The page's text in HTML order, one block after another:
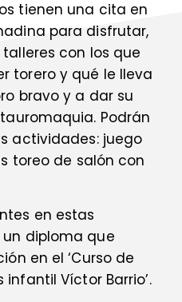
tienen una cita en
para disfrutar,
con los que
torero y qué le lleva
bravo y a dar su
Podrán
actividades: juego
toreo de salón con
en estas
diploma que
en el ‘Curso de
Víctor Barrio’.